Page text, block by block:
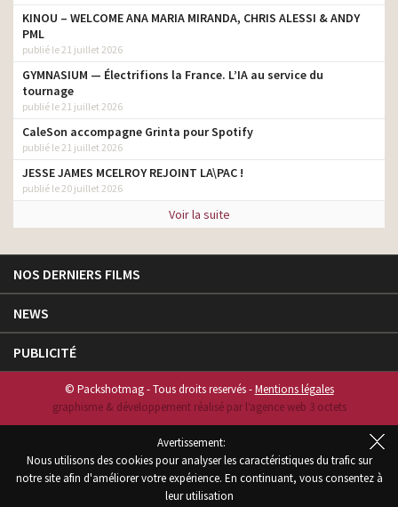
KINOU – WELCOME ANA MARIA MIRANDA, CHRIS ALESSI & ANDY
PML
publié le 21 juillet 2026
GYMNASIUM — Électrifions la France. L’IA au service du
tournage
publié le 21 juillet 2026
CaleSon accompagne Grinta pour Spotify
publié le 21 juillet 2026
JESSE JAMES MCELROY REJOINT LA\PAC !
publié le 20 juillet 2026
Voir la suite
NOS DERNIERS FILMS
NEWS
PUBLICITÉ
© Packshotmag - Tous droits reservés -Mentions légales
graphisme & développement réalisé par l‘agence web 3 octets
Avertissement:
Nous utilisons des cookies pour analyser les caractéristiques du trafic sur
notre site afin d'améliorer votre expérience. En continuant, vous consentez à
leur utilisation